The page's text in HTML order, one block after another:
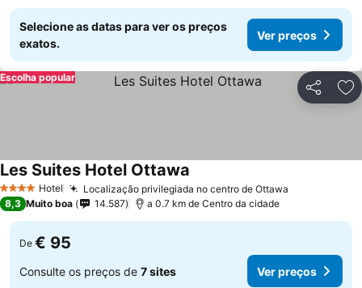
Selecione as datas para ver os preços
exatos.
Ver preços
Partilhar
Escolha popular
4 EstrelasHotel Localização privilegiada no centro de Ottawa
Les Suites Hotel Ottawa
8,3 Muito boa 14.587 a 0.7 km de Centro da cidade
De € 95
Consulte os preços de 7 sites Ver preços